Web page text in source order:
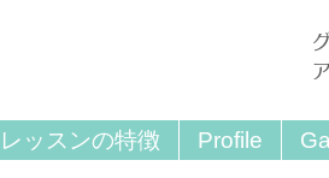
レッスンの特徴 Profile